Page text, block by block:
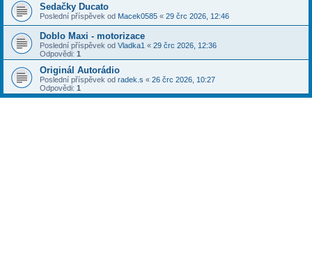
Sedačky Ducato
Poslední příspěvek od Macek0585 « 29 črc 2026, 12:46
Doblo Maxi - motorizace
Poslední příspěvek od Vladka1 « 29 črc 2026, 12:36
Odpovědi: 1
Originál Autorádio
Poslední příspěvek od radek.s « 26 črc 2026, 10:27
Odpovědi: 1